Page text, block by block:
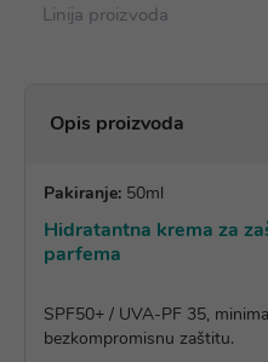
Linija proizvoda
Opis proizvoda
Pakiranje: 50ml
Hidratantna krema za
parfema
SPF50+ / UVA-PF 35,
bezkompromisnu zaštitu.